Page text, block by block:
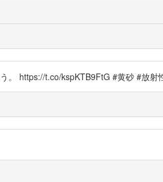
。 https://t.co/kspKTB9FtG #黄砂 #放射